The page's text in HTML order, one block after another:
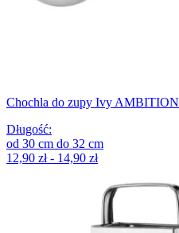
Chochla do zupy Ivy AMBITION
Długość:
od 30 cm do 32 cm
12,90 zł - 14,90 zł